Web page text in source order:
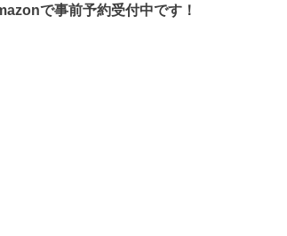
で事前予約受付中です！